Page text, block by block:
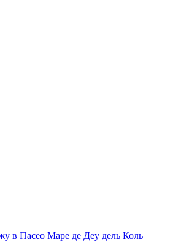
в Пасео Маре де Деу дель Коль